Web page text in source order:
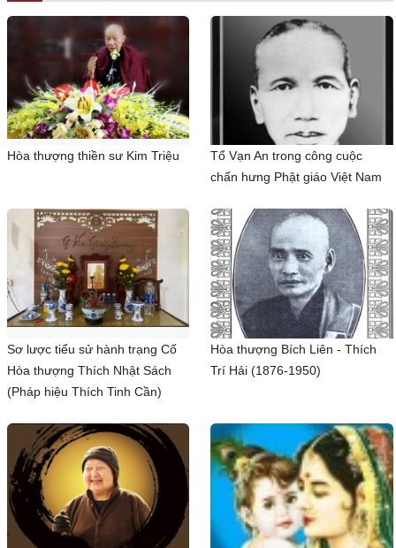
Hòa thượng thiền sư Kim Triệu
Tổ Vạn An trong công cuộc
chấn hưng Phật giáo Việt Nam
Sơ lược tiểu sử hành trạng Cố
Hòa thượng Thích Nhật Sách
(Pháp hiệu Thích Tinh Cần)
Hòa thượng Bích Liên - Thích
Trí Hải (1876-1950)